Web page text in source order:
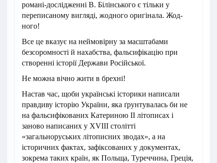
романі-дослідженні В. Білінського є тільки у
переписаному вигляді, жодного оригінала. Жод­
ного!
Все це вказує на неймовірну за масштабами
безсоромності й нахабства, фальсифікацію при
створенні історії Держави Російської.
Не можна вічно жити в брехні!
Настав час, щоби українські історики написали
правдиву історію України, яка ґрунтувалась би не
на фальсифікованих Катериною II літописах і
заново написаних у XVIII столітті
«загальноруських літописних зводах», а на
історичних фактах, зафіксованих у документах,
зокрема таких країн, як Польща, Туреччина, Греція,